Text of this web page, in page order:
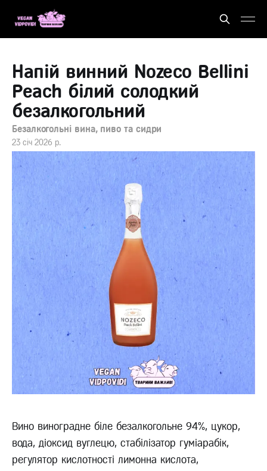
Напій винний Nozeco Bellini
Peach білий солодкий
безалкогольний
Безалкогольні вина, пиво та сидри
23 січ 2026 р.
Вино виноградне біле безалкогольне 94%, цукор,
вода, діоксид вуглецю, стабілізатор гуміарабік,
регулятор кислотності лимонна кислота,